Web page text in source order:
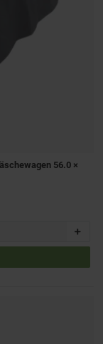
56.0 ×